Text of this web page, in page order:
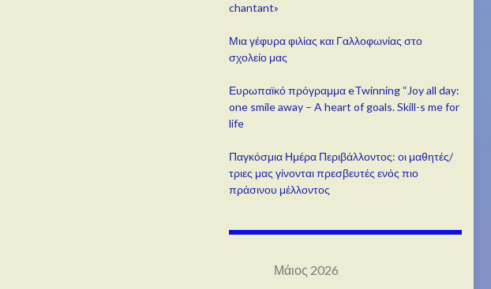
chantant»
Μια γέφυρα φιλίας και Γαλλοφωνίας στο
σχολείο μας
Ευρωπαϊκό πρόγραμμα eTwinning “Joy all day:
one smile away – A heart of goals. Skill-s me for
life
Παγκόσμια Ημέρα Περιβάλλοντος: οι μαθητές/
τριες μας γίνονται πρεσβευτές ενός πιο
πράσινου μέλλοντος
Μάιος 2026